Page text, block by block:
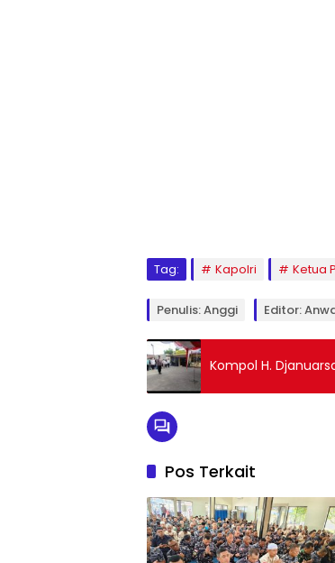
Tag: Kapolri Ketua
Penulis: Anggi Editor:
Kompol H.
Pos Terkait